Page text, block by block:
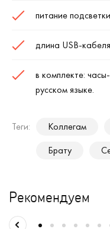
питание
длина USB-
в комплекте:
русском языке.
Теги: Коллегам
Брату
Рекомендуем